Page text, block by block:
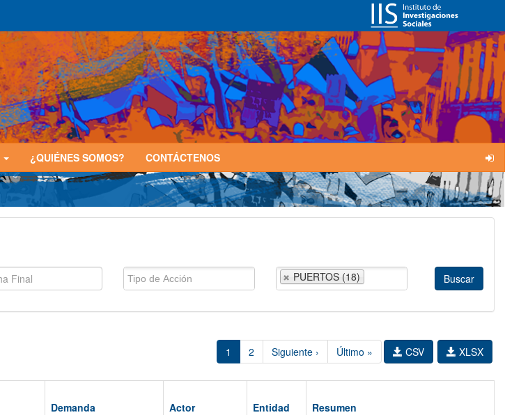
¿QUIÉNES SOMOS? CONTÁCTENOS
PUERTOS (18)
1 2 Siguiente › Último » XLSX
CSV
Demanda Actor Entidad
Resumen